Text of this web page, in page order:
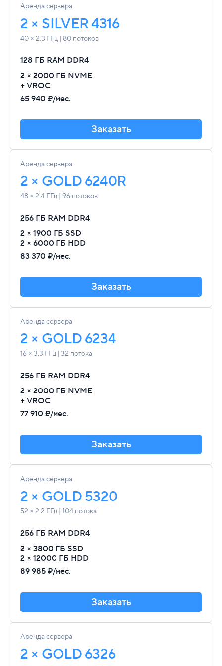
Аренда сервера
2 × SILVER 4316
40 × 2.3 ГГц | 80 потоков
128 ГБ RAM DDR4
2 × 2000 ГБ NVME
+ VROC
65 940 ₽/мес.
Заказать
Аренда сервера
2 × GOLD 6240R
48 × 2.4 ГГц | 96 потоков
256 ГБ RAM DDR4
2 × 1900 ГБ SSD
2 × 6000 ГБ HDD
83 370 ₽/мес.
Заказать
Аренда сервера
2 × GOLD 6234
16 × 3.3 ГГц | 32 потока
256 ГБ RAM DDR4
2 × 2000 ГБ NVME
+ VROC
77 910 ₽/мес.
Заказать
Аренда сервера
2 × GOLD 5320
52 × 2.2 ГГц | 104 потока
256 ГБ RAM DDR4
2 × 3800 ГБ SSD
2 × 12000 ГБ HDD
89 985 ₽/мес.
Заказать
Аренда сервера
2 × GOLD 6326